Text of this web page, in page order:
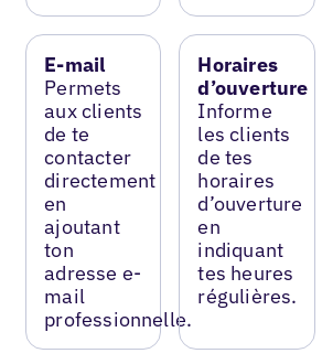
E-mail
Permets
aux clients
de te
contacter
directement
en
ajoutant
ton
adresse e-
mail
professionnelle.
Horaires
d’ouverture
Informe
les clients
de tes
horaires
d’ouverture
en
indiquant
tes heures
régulières.